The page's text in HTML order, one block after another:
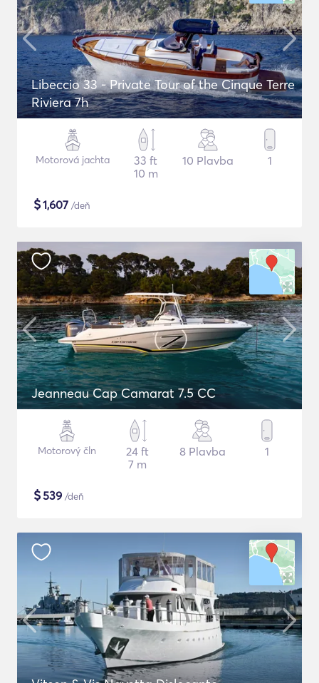
Libeccio 33 - Private Tour of the Cinque Terre
Riviera 7h
Motorová jachta
33 ft
10 m
10 Plavba 1
$1,607 /deň
Jeanneau Cap Camarat 7.5 CC
Motorový čln
24 ft
7 m
8 Plavba 1
$539 /deň